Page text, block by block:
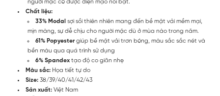
người mặc có được diện mạo nổi bật.
Chất liệu:
33% Modal sợi sồi thiên nhiên mang đến bề mặt vải mềm mại,
mịn màng, sự dễ chịu cho người mặc dù ở mùa nào trong năm.
61% Popyester giúp bề mặt vải trơn bóng, màu sắc sắc nét và
bền màu qua quá trình sử dụng
6% Spandex tạo độ co giãn nhẹ
Màu sắc: Họa tiết tự do
Size: 38/39/40/41/42/43
Sản xuất: Việt Nam